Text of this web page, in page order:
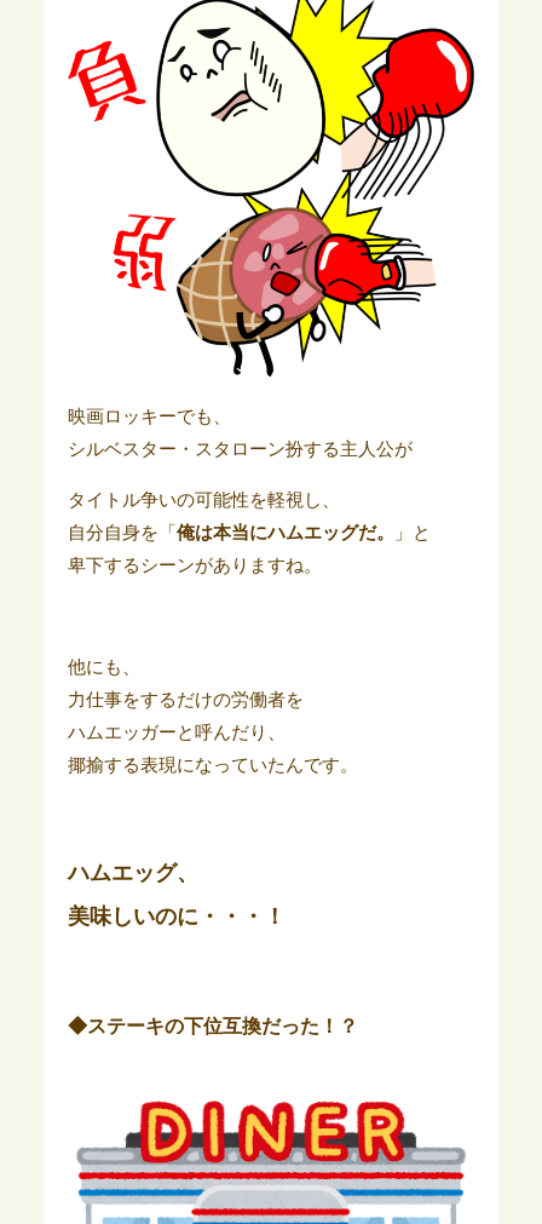
映画ロッキーでも、
シルベスター・スタローン扮する主人公が
タイトル争いの可能性を軽視し、
自分自身を「 俺は本当にハムエッグだ。
」と
卑下するシーンがありますね。
他にも、
力仕事をするだけの労働者を
ハムエッガーと呼んだり、
揶揄する表現になっていたんです。
ハムエッグ、
美味しいのに・・・！
◆ステーキの下位互換だった！？